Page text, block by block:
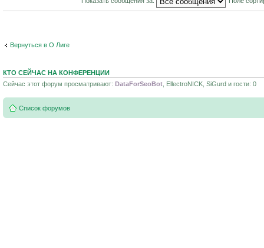
Вернуться в О Лиге
КТО СЕЙЧАС НА КОНФЕРЕНЦИИ
Сейчас этот форум просматривают: DataForSeoBot , EllectroNICK, SiGurd и гости: 0
Список форумов